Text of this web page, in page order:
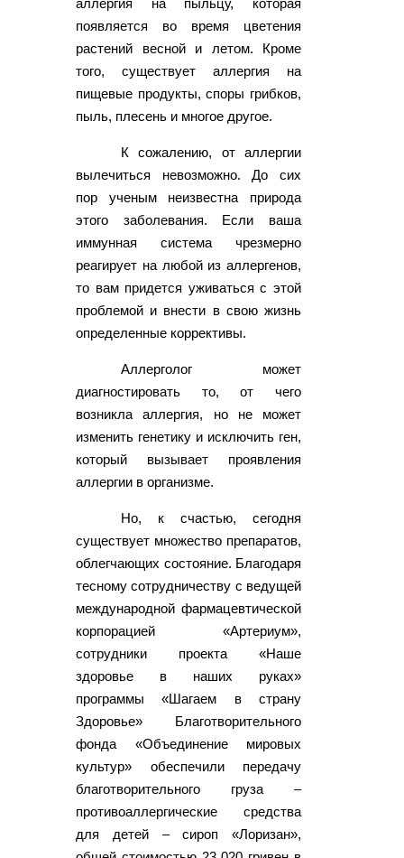
аллергия на пыльцу, которая
появляется во время цветения
растений весной и летом. Кроме
того, существует аллергия на
пищевые продукты, споры грибков,
пыль, плесень и многое другое.
К сожалению, от аллергии
вылечиться невозможно. До сих
пор ученым неизвестна природа
этого заболевания. Если ваша
иммунная система чрезмерно
реагирует на любой из аллергенов,
то вам придется уживаться с этой
проблемой и внести в свою жизнь
определенные коррективы.
Аллерголог может
диагностировать то, от чего
возникла аллергия, но не может
изменить генетику и исключить ген,
который вызывает проявления
аллергии в организме.
Но, к счастью, сегодня
существует множество препаратов,
облегчающих состояние. Благодаря
тесному сотрудничеству с ведущей
международной фармацевтической
корпорацией «Артериум»,
сотрудники проекта «Наше
здоровье в наших руках»
программы «Шагаем в страну
Здоровье» Благотворительного
фонда «Объединение мировых
культур» обеспечили передачу
благотворительного груза –
противоаллергические средства
для детей – сироп «Лоризан»,